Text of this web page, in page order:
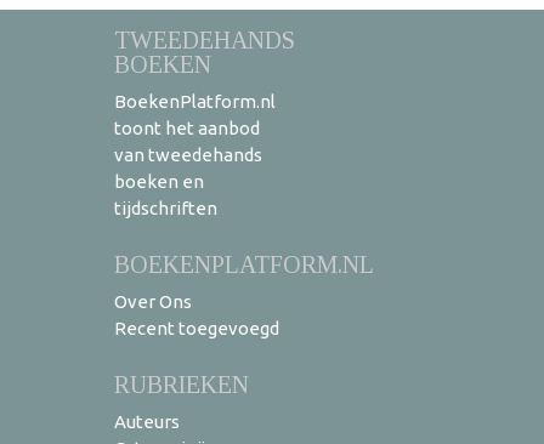
TWEEDEHANDS
BOEKEN
BoekenPlatform.nl
toont het aanbod
van tweedehands
boeken en
tijdschriften
BOEKENPLATFORM.NL
Over Ons
Recent toegevoegd
RUBRIEKEN
Auteurs